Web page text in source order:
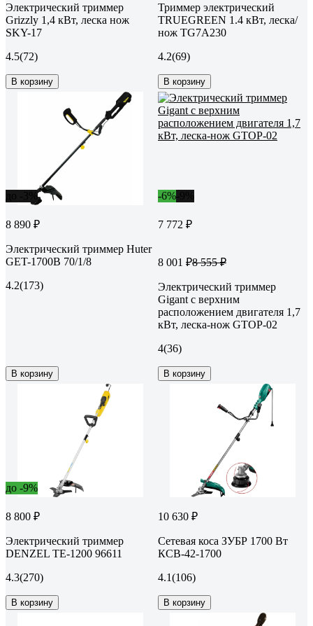
Электрический триммер
Grizzly 1,4 кВт, леска нож
SKY-17
4.5(72)
В корзину
Триммер электрический
TRUEGREEN 1.4 кВт, леска/
нож TG7A230
4.2(69)
В корзину
8 890 ₽
Электрический триммер Huter
GET-1700B 70/1/8
4.2(173)
В корзину
-6%
7 772 ₽
8 001 ₽8 555 ₽
Электрический триммер
Gigant с верхним
расположением двигателя 1,7
кВт, леска-нож GTOP-02
4(36)
В корзину
до -9%
8 800 ₽
Электрический триммер
DENZEL TE-1200 96611
4.3(270)
В корзину
10 630 ₽
Сетевая коса ЗУБР 1700 Вт
КСВ-42-1700
4.1(106)
В корзину